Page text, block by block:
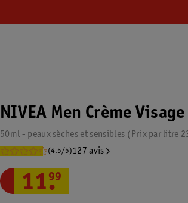
NIVEA Men Crème
50ml - peaux sèches et sensibles Prix par litre
(4.5/5)127 avis
11.
99